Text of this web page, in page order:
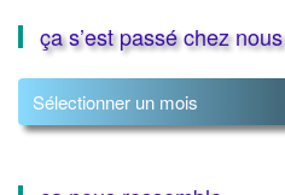
ça s’est passé chez nous
ça
s’est
passé
nous